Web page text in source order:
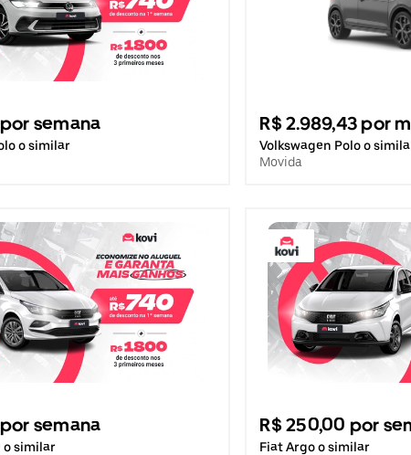
semana
o similar
R$ 2.989,43 por
Volkswagen Polo o
Movida
semana
o similar
R$ 250,00 por
Fiat Argo o similar